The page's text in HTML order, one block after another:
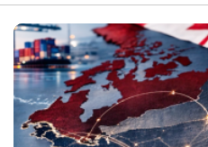
소부장산업
공급망센터
통상뉴스
수입규제
IMF
세계통계
FAQ